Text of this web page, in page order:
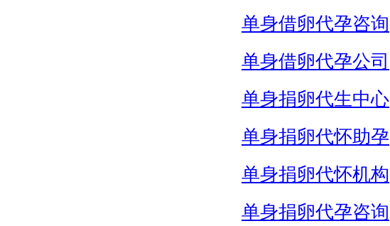
单身借卵代孕咨询
单身借卵代孕公司
单身捐卵代生中心
单身捐卵代怀助孕
单身捐卵代怀机构
单身捐卵代孕咨询